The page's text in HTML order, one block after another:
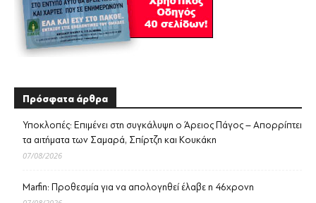
Πρόσφατα άρθρα
Υποκλοπές: Επιμένει στη συγκάλυψη ο Άρειος Πάγος – Απορρίπτει
τα αιτήματα των Σαμαρά, Σπίρτζη και Κουκάκη
07/08/2026
Marfin: Προθεσμία για να απολογηθεί έλαβε η 46χρονη